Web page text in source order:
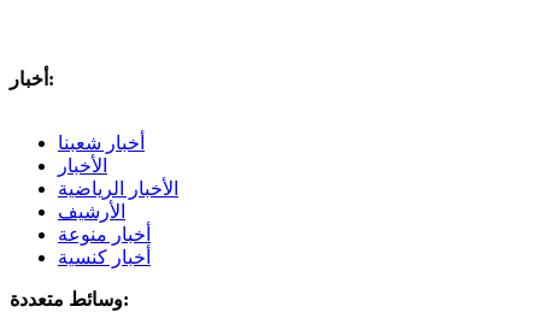
أخبار:
أخبار شعبنا
الأخبار
الأخبار الرياضية
الأرشيف
أخبار منوعة
أخبار كنسية
وسائط متعددة: